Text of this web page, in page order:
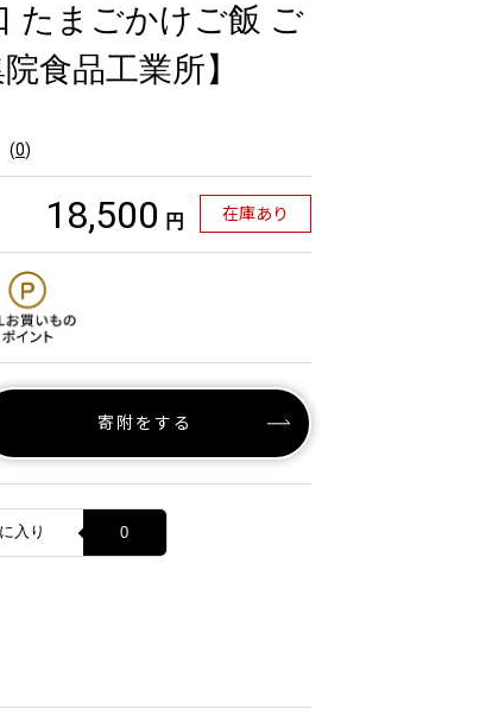
たまごかけご飯 ご
食品工業所】
(0)
18,500 円 在庫あり
寄附をする
入り 0